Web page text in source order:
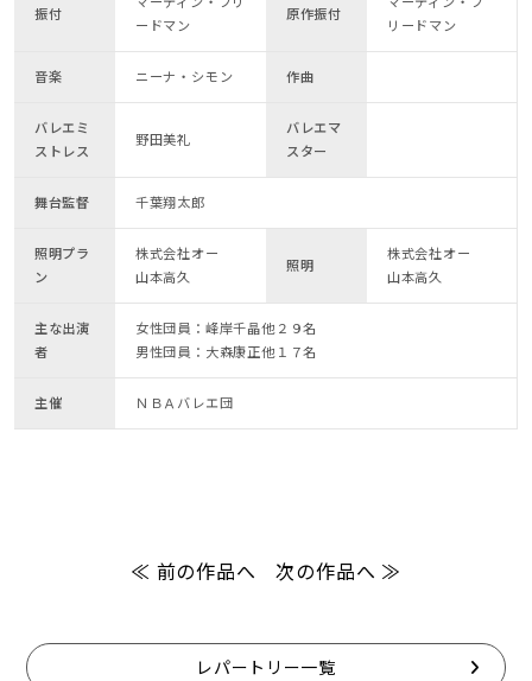
振付
ードマン
原作振付
リードマン
音楽 ニーナ・シモン 作曲
バレエミ
ストレス
野田美礼
バレエマ
スター
舞台監督 千葉翔太郎
照明プラ
ン
株式会社オー
山本高久
照明
株式会社オー
山本高久
主な出演
者
女性団員：峰岸千晶他２９名
男性団員：大森康正他１７名
主催 ＮＢＡバレエ団
≪ 前の作品へ 次の作品へ ≫
レパートリー一覧